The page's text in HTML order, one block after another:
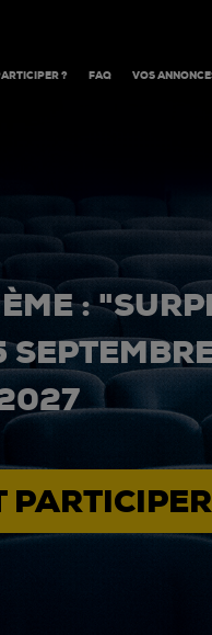
? FAQ VOS
: